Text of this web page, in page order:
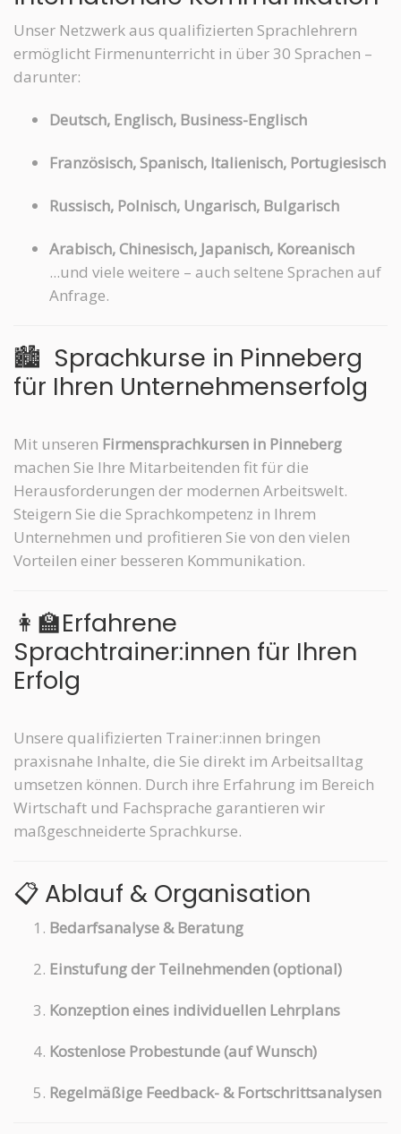
Unser Netzwerk aus qualifizierten Sprachlehrern
ermöglicht Firmenunterricht in über 30 Sprachen –
darunter:
Deutsch, Englisch, Business-Englisch
Französisch, Spanisch, Italienisch, Portugiesisch
Russisch, Polnisch, Ungarisch, Bulgarisch
Arabisch, Chinesisch, Japanisch, Koreanisch
...und viele weitere – auch seltene Sprachen auf
Anfrage.
🏙️ Sprachkurse in Pinneberg
für Ihren Unternehmenserfolg
Mit unseren Firmensprachkursen in Pinneberg
machen Sie Ihre Mitarbeitenden fit für die
Herausforderungen der modernen Arbeitswelt.
Steigern Sie die Sprachkompetenz in Ihrem
Unternehmen und profitieren Sie von den vielen
Vorteilen einer besseren Kommunikation.
👩‍🏫Erfahrene
Sprachtrainer:innen für Ihren
Erfolg
Unsere qualifizierten Trainer:innen bringen
praxisnahe Inhalte, die Sie direkt im Arbeitsalltag
umsetzen können. Durch ihre Erfahrung im Bereich
Wirtschaft und Fachsprache garantieren wir
maßgeschneiderte Sprachkurse.
📋 Ablauf & Organisation
Bedarfsanalyse & Beratung
Einstufung der Teilnehmenden (optional)
Konzeption eines individuellen Lehrplans
Kostenlose Probestunde (auf Wunsch)
Regelmäßige Feedback- & Fortschrittsanalysen